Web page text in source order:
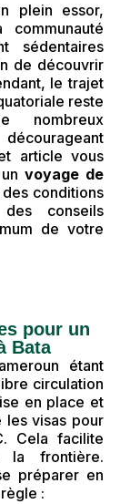
plein essor,
sédentaires
de découvrir
le trajet
reste
nombreux
article vous
unvoyage de
conditions
conseils
de votre
pour un
Bata
étant
circulation
en place et
les visas pour
Cela facilite
la frontière.
préparer en
: